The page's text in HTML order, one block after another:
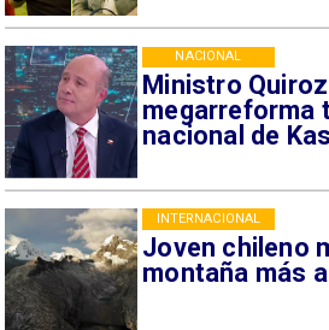
Ministro
megarreforma
nacional de
NACIONAL
Joven chileno
montaña más
INTERNACIONAL